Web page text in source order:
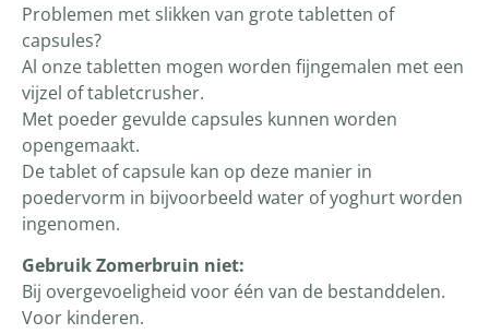
Problemen met slikken van grote tabletten of
capsules?
Al onze tabletten mogen worden fijngemalen met een
vijzel of tabletcrusher.
Met poeder gevulde capsules kunnen worden
opengemaakt.
De tablet of capsule kan op deze manier in
poedervorm in bijvoorbeeld water of yoghurt worden
ingenomen.
Gebruik Zomerbruin niet:
Bij overgevoeligheid voor één van de bestanddelen.
Voor kinderen.